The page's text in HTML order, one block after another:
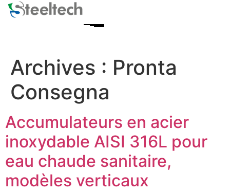
Archives : Pronta
Consegna
Accumulateurs en acier
inoxydable AISI 316L pour
eau chaude sanitaire,
modèles verticaux